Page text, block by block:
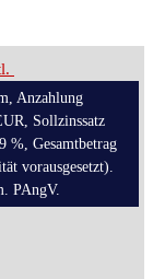
Anzahlung
Sollzinssatz
%, Gesamtbetrag
vorausgesetzt).
PAngV.